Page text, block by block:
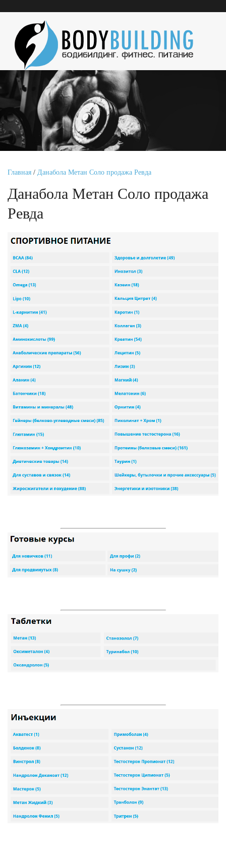
Главная / Данабола Метан Соло продажа Ревда
Данабола Метан Соло продажа
Ревда